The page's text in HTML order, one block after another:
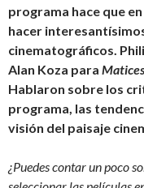
programa hace que
hacer
cinematográficos.
Alan Koza para Matices
Hablaron sobre los
programa, las
visión del paisaje
¿Puedes contar un poco